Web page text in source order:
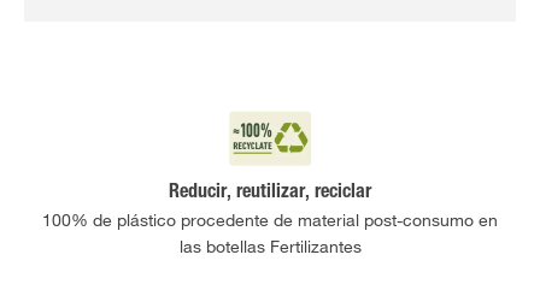
Reducir, reutilizar, reciclar
100% de plástico procedente de material post-consumo en
las botellas Fertilizantes